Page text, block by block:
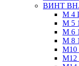
ВИНТ
М 4
М 5
М 6
М 8
М10
М12